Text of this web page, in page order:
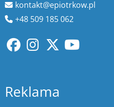
kontakt@epiotrkow.pl
+48 509 185 062
Reklama